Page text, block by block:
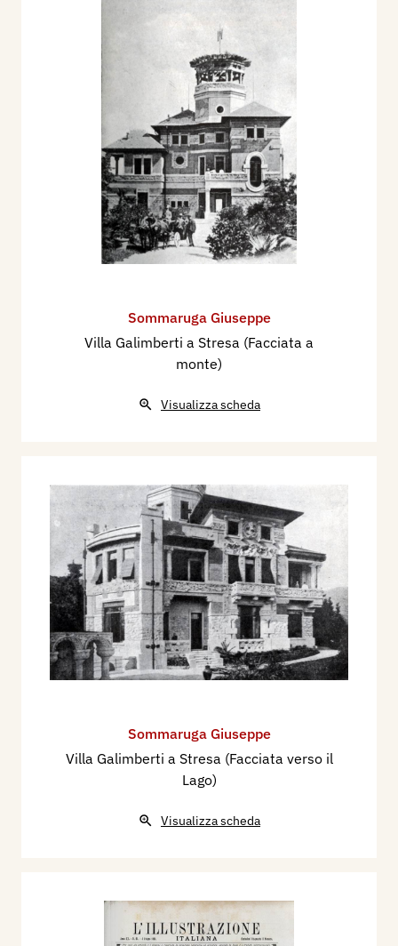
Sommaruga Giuseppe
Villa Galimberti a Stresa (Facciata a
monte)
Visualizza scheda
Sommaruga Giuseppe
Villa Galimberti a Stresa (Facciata verso il
Lago)
Visualizza scheda